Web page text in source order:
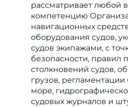
рассматривает любой
компетенцию
навигационных
оборудования судов,
судов экипажами, с
безопасности, правил
столкновений судов,
грузов,
море,
судовых журналов и